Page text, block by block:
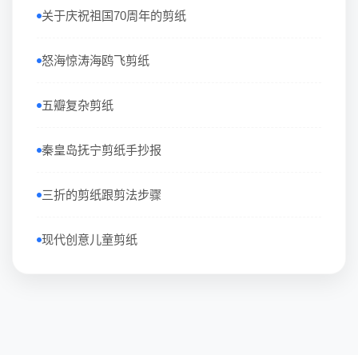
关于庆祝祖国70周年的剪纸
怒海惊涛海鸥飞剪纸
五瓣复杂剪纸
秦皇岛抚宁剪纸手抄报
三折的剪纸跟剪法步骤
现代创意儿童剪纸